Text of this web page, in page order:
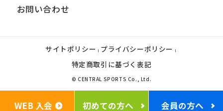
お問い合わせ
サイトポリシー | プライバシーポリシー |
特定商取引に基づく表記
© CENTRAL SPORTS Co., Ltd.
WEB 入会 初めての方へ 会員の方へ